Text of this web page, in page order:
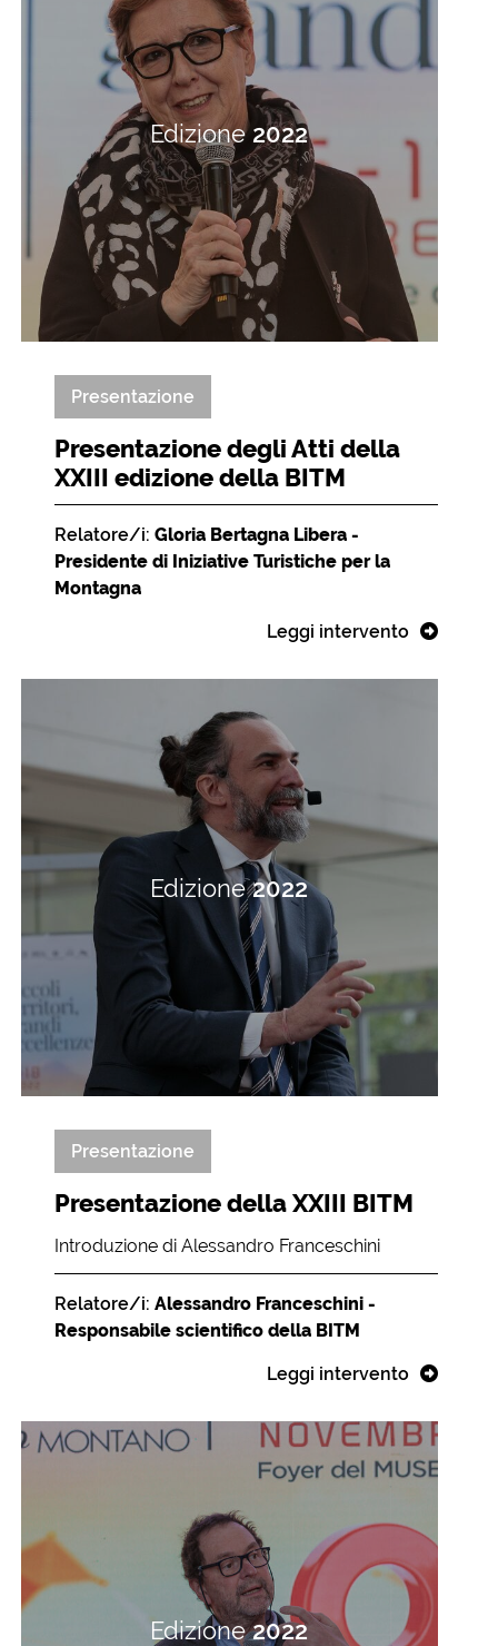
Edizione2022
Presentazione
Presentazione degli Atti della
XXIII edizione della BITM
Relatore/i: Gloria Bertagna Libera -
Presidente di Iniziative Turistiche per la
Montagna
Leggi intervento
Edizione2022
Presentazione
Presentazione della XXIII BITM
Introduzione di Alessandro Franceschini
Relatore/i: Alessandro Franceschini -
Responsabile scientifico della BITM
Leggi intervento
Edizione2022